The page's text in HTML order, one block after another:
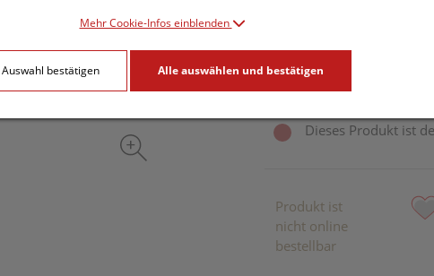
inkl. 20% MwSt.
Dieses Produkt ist
Produkt ist
nicht online
bestellbar
Mehr Cookie-Infos einblenden
Auswahl bestätigen Alle auswählen und bestätigen